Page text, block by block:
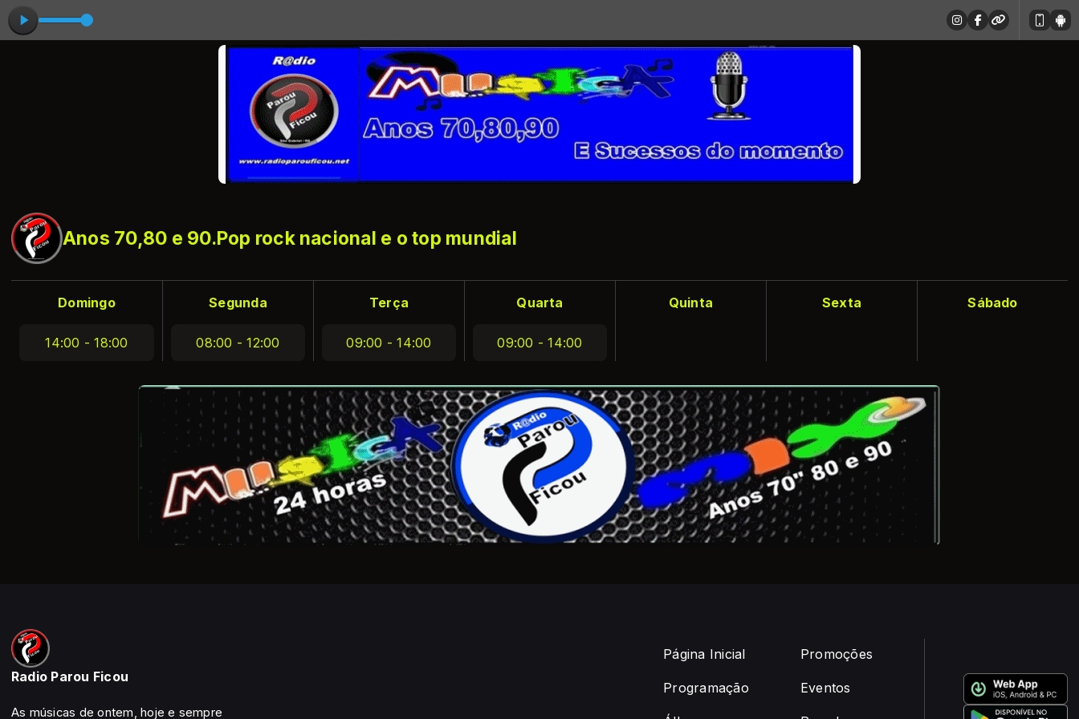
Anos 70,80 e 90.Pop rock nacional e o top mundial
Domingo
14:00 - 18:00
Segunda
08:00 - 12:00
Terça
09:00 - 14:00
Quarta
09:00 - 14:00
Quinta Sexta Sábado
Radio Parou Ficou
As músicas de ontem, hoje e sempre
Página Inicial
Programação
Promoções
Eventos